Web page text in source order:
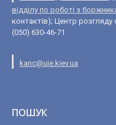
відділу по роботі з
контактів); Центр розгляду
(050) 630-46-71
kanc@uie.kiev.ua
ПОШУК